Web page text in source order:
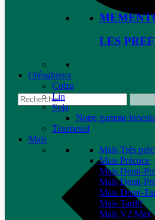
LES
Oléagineux
Colza
Lin
Soja
Notre gamme
Tournesol
Maïs
Maïs Très
Maïs Précoce
Maïs Demi-
Maïs Demi-
Maïs Demi-
Maïs Tardif
Maïs V2 Max